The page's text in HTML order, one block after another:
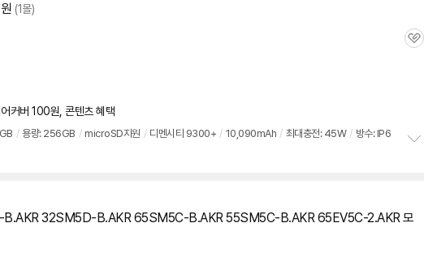
원 (1몰)
관
커버 100원, 콘텐츠 혜택
/ 용량: 256GB / microSD지원 / 디멘시티 9300+ / 10,090mAh / 최대충전: 45W / 방수: IP6
32SM5D-B.AKR 65SM5C-B.AKR 55SM5C-B.AKR 65EV5C-2.AKR 모
세부정보 열기/접기